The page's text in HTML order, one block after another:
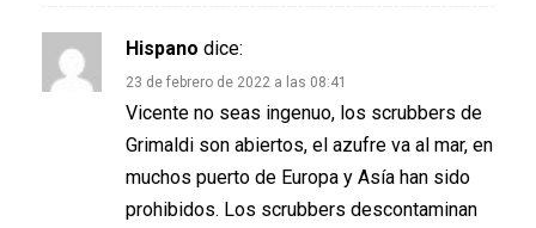
Hispano dice:
23 de febrero de 2022 a las 08:41
Vicente no seas ingenuo, los scrubbers de
Grimaldi son abiertos, el azufre va al mar, en
muchos puerto de Europa y Asía han sido
prohibidos. Los scrubbers descontaminan